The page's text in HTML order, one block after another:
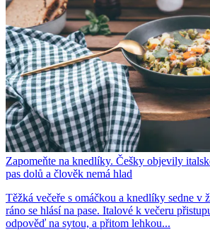
Zapomeňte na knedlíky. Češky objevily
pas dolů a člověk nemá hlad
Těžká večeře s omáčkou a knedlíky sedne v
ráno se hlásí na pase. Italové k večeru
odpověď na sytou, a přitom lehkou...